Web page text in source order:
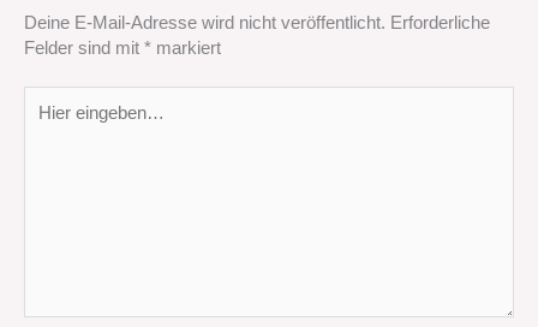
Deine E-Mail-Adresse wird nicht veröffentlicht. Erforderliche
Felder sind mit * markiert
eingeben…